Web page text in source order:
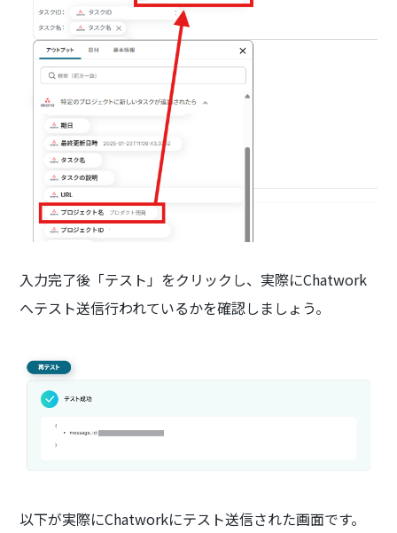
入力完了後「テスト」をクリックし、実際にChatwork
へテスト送信行われているかを確認しましょう。
以下が実際にChatworkにテスト送信された画面です。